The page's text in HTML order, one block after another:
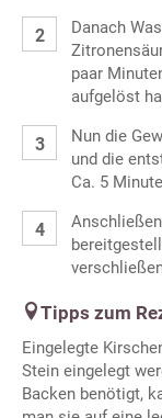
Danach
paar
aufgelöst
Nun die
und die
Ca. 5
Tipps zum
Eingelegte
Stein eingelegt
Backen benötigt,